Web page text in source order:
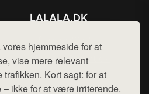
hjemmeside for at
vise mere relevant
Kort sagt: for at
ikke for at være irriterende.
LALALA.DK
Mail: hej@want.dk
Cookie- og privatlivspolitik